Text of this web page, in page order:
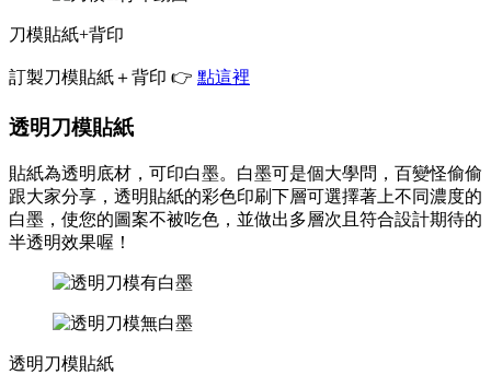
刀模貼紙+背印
訂製刀模貼紙＋背印 👉 點這裡
透明刀模貼紙
貼紙為透明底材，可印白墨。白墨可是個大學問，百變怪偷偷
跟大家分享，透明貼紙的彩色印刷下層可選擇著上不同濃度的
白墨，使您的圖案不被吃色，並做出多層次且符合設計期待的
半透明效果喔！
透明刀模貼紙